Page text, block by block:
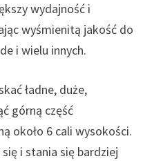
wydajność i
wyśmienitą jakość do
i wielu innych.
ładne, duże,
górną część
około 6 cali wysokości.
i stania się bardziej